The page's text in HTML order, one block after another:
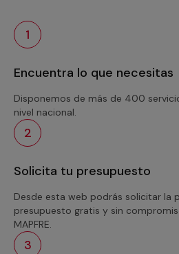
1
Encuentra lo que necesitas
Disponemos de más de 400
nivel nacional.
2
Solicita tu presupuesto
Desde esta web podrás solicitar la
presupuesto gratis y sin
MAPFRE.
3